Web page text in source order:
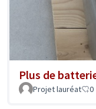
Plus de
Projet lauréat 0